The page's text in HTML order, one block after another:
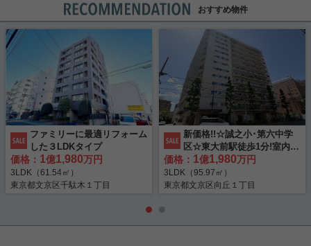
おすすめ物件
ファミリーに最適リフォーム
した３LDKタイプ
価格： 1億1,980万円
3LDK（61.54㎡）
東京都文京区千駄木１丁目
新価格!!☆誠之小･第六中学
区☆東大前駅徒歩1分!室内リ
ノベーション!専有面積95㎡
以上のヴィンテージマンショ
ン
価格： 1億1,980万円
3LDK（95.97㎡）
東京都文京区向丘１丁目